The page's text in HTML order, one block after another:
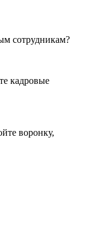
сотрудникам?
кадровые
воронку,